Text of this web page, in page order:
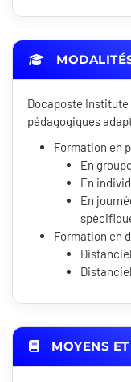
Docaposte
pédagogiques
Formation en
En
En
En
Formation en
MOYENS